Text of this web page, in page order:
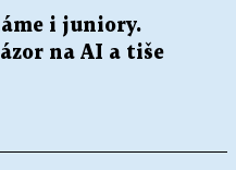
i juniory.
na AI a tiše